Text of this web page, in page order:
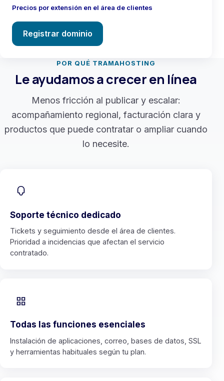
Precios por extensión en el área de clientes
Registrar dominio
POR QUÉ TRAMAHOSTING
Le ayudamos a crecer en línea
Menos fricción al publicar y escalar:
acompañamiento regional, facturación clara y
productos que puede contratar o ampliar cuando
lo necesite.
Soporte técnico dedicado
Tickets y seguimiento desde el área de clientes.
Prioridad a incidencias que afectan el servicio
contratado.
Todas las funciones esenciales
Instalación de aplicaciones, correo, bases de datos, SSL
y herramientas habituales según tu plan.